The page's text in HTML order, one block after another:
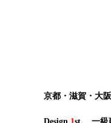
京都・滋賀・大